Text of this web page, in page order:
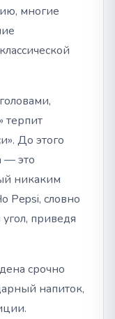
многие
терпит
До этого
— это
никаким
Pepsi, словно
приведя
срочно
напиток,